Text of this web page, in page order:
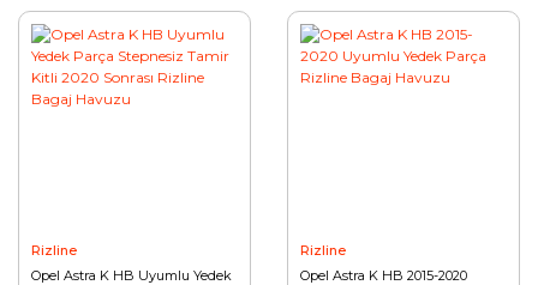
Rizline
Opel Astra K HB Uyumlu Yedek
Rizline
Opel Astra K HB 2015-2020